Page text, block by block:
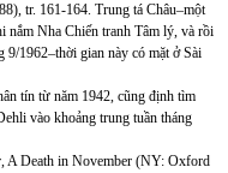
tr. 161-164. Trung tá Châu–một
nắm Nha Chiến tranh Tâm lý, và rồi
9/1962–thời gian này có mặt ở Sài
tín từ năm 1942, cũng định tìm
vào khoảng trung tuần tháng
A Death in November (NY: Oxford